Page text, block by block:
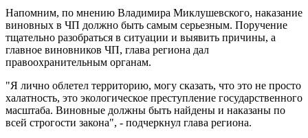
Напомним, по мнению Владимира Миклушевского, наказание
виновных в ЧП должно быть самым серьезным. Поручение
тщательно разобраться в ситуации и выявить причины, а
главное виновников ЧП, глава региона дал
правоохранительным органам.
"Я лично облетел территорию, могу сказать, что это не просто
халатность, это экологическое преступление государственного
масштаба. Виновные должны быть найдены и наказаны по
всей строгости закона", - подчеркнул глава региона.